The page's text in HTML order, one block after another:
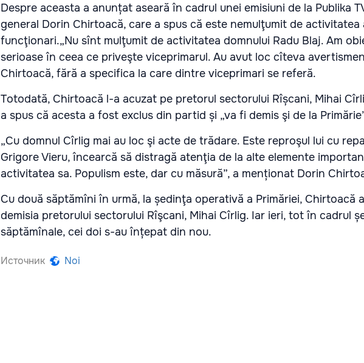
Despre aceasta a anunțat aseară în cadrul unei emisiuni de la Publika
general Dorin Chirtoacă, care a spus că este nemulţumit de activitatea
funcţionari.„Nu sînt mulţumit de activitatea domnului Radu Blaj. Am
serioase în ceea ce priveşte viceprimarul. Au avut loc cîteva
Chirtoacă, fără a specifica la care dintre viceprimari se referă.
Totodată, Chirtoacă l-a acuzat pe pretorul sectorului Rîșcani, Mihai
a spus că acesta a fost exclus din partid și „va fi demis şi de la
„Cu domnul Cîrlig mai au loc şi acte de trădare. Este reproşul lui cu
Grigore Vieru, încearcă să distragă atenţia de la alte elemente
activitatea sa. Populism este, dar cu măsură”, a menționat Dorin
Cu două săptămîni în urmă, la ședinţa operativă a Primăriei, Chirtoacă
demisia pretorului sectorului Rîşcani, Mihai Cîrlig. Iar ieri, tot în cadrul
săptămînale, cei doi s-au înțepat din nou.
Источник Noi